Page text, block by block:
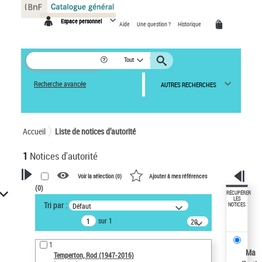
Espace personnel Aide Une question ? Historique
Tout
Recherche avancée AUTRES RECHERCHES
Accueil Liste de notices d’autorité
1 Notices d'autorité
VOTRE RECHERCHE
Recherche avancée dans les
notices d’autorité
Œuvres liées à l'auteur :
Temperton, Rod (1947-2016)
Voir la sélection (0) Ajouter à mes références
(0)
Tri par : Défaut
sur 1
20
résultats/page
1
Temperton, Rod (1947-2016)
RÉCUPÉRER
LES
NOTICES
Ma
Panneau de gestion des cookies